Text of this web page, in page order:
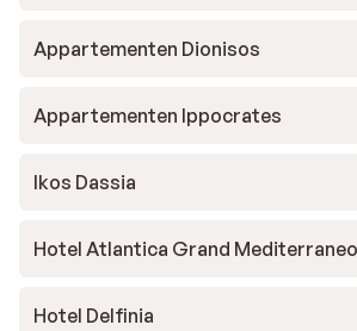
Appartementen Dionisos
Appartementen Ippocrates
Ikos Dassia
Hotel Atlantica Grand
Hotel Delfinia